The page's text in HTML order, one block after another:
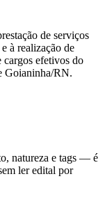
de serviços
à realização de
efetivos do
Goianinha/RN.
natureza e tags — é
ler edital por